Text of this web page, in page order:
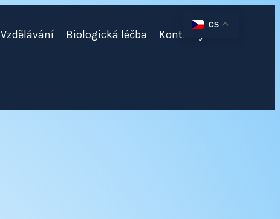
CS
Vzdělávání Biologická léčba Kontakty